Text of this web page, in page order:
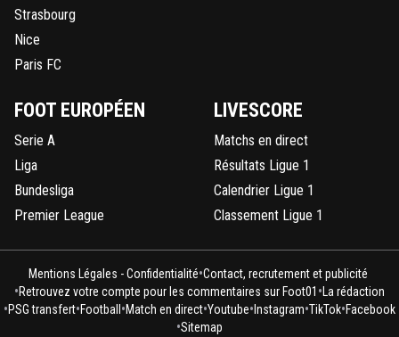
Strasbourg
Nice
Paris FC
FOOT EUROPÉEN
Serie A
Liga
Bundesliga
Premier League
LIVESCORE
Matchs en direct
Résultats Ligue 1
Calendrier Ligue 1
Classement Ligue 1
Mentions Légales - Confidentialité•Contact, recrutement et publicité
•Retrouvez votre compte pour les commentaires sur Foot01 •La rédaction
•PSG transfert•Football •Match en direct•Youtube• Instagram•TikTok•Facebook
•Sitemap